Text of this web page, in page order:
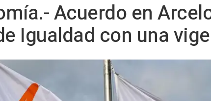
Acuerdo en
Igualdad con una